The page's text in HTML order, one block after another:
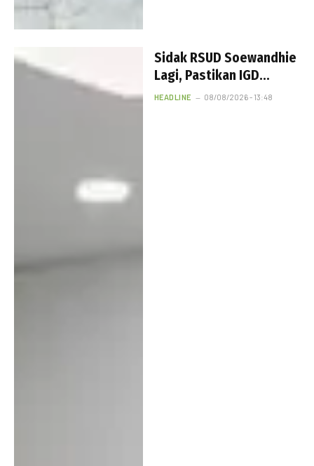
Sidak RSUD Soewandhie
Lagi, Pastikan IGD
hingga Farmasi
HEADLINE 08/08/2026 - 13:48